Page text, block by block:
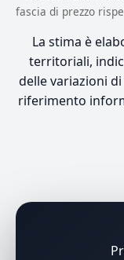
fascia di prezzo
La stima è
territoriali,
delle variazioni
riferimento